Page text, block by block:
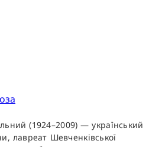
(1924–2009) — український
лавреат Шевченківської